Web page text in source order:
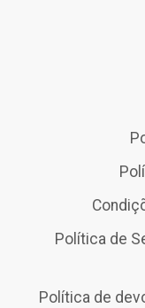
Política de
Política de